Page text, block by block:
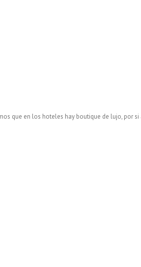
que en los hoteles hay boutique de lujo, por